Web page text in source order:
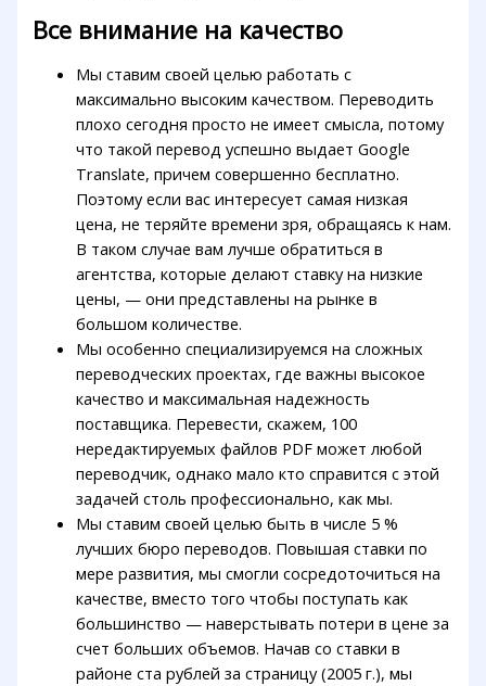
Все внимание на качество
Мы ставим своей целью работать с
максимально высоким качеством. Переводить
плохо сегодня просто не имеет смысла, потому
что такой перевод успешно выдает Google
Translate, причем совершенно бесплатно.
Поэтому если вас интересует самая низкая
цена, не теряйте времени зря, обращаясь к нам.
В таком случае вам лучше обратиться в
агентства, которые делают ставку на низкие
цены, — они представлены на рынке в
большом количестве.
Мы особенно специализируемся на сложных
переводческих проектах, где важны высокое
качество и максимальная надежность
поставщика. Перевести, скажем, 100
нередактируемых файлов PDF может любой
переводчик, однако мало кто справится с этой
задачей столь профессионально, как мы.
Мы ставим своей целью быть в числе 5 %
лучших бюро переводов. Повышая ставки по
мере развития, мы смогли сосредоточиться на
качестве, вместо того чтобы поступать как
большинство — наверстывать потери в цене за
счет больших объемов. Начав со ставки в
районе ста рублей за страницу (2005 г.), мы